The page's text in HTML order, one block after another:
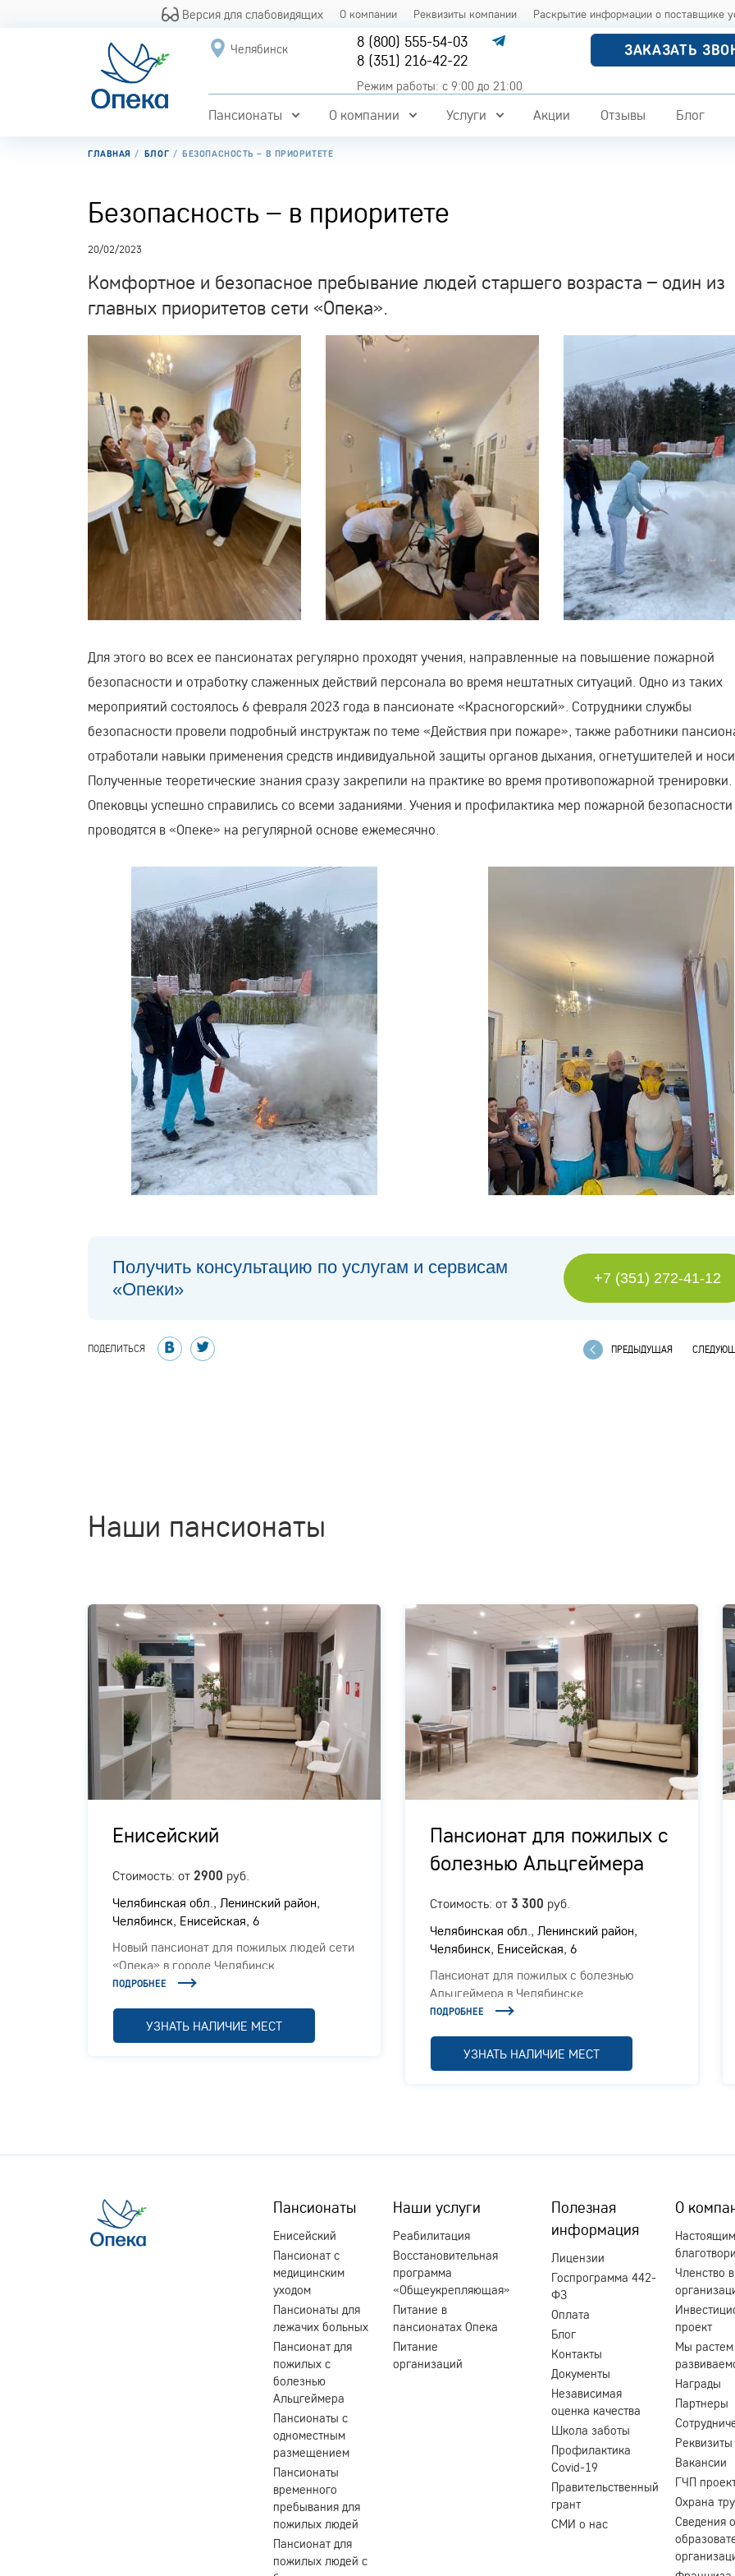
Версия для слабовидящих О компании Реквизиты компании Раскрытие информации о поставщике
Челябинск
8 (800) 555-54-03
8 (351) 216-42-22
Режим работы: с 9:00 до 21:00
ЗАКАЗАТЬ
Пансионаты О компании Услуги Акции Отзывы Блог
ГЛАВНАЯ БЛОГ БЕЗОПАСНОСТЬ – В ПРИОРИТЕТЕ
Безопасность – в приоритете
20/02/2023
Комфортное и безопасное пребывание людей старшего возраста – один из
главных приоритетов сети «Опека».
Для этого во всех ее пансионатах регулярно проходят учения, направленные на повышение пожарной
безопасности и отработку слаженных действий персонала во время нештатных ситуаций. Одно из таких
мероприятий состоялось 6 февраля 2023 года в пансионате «Красногорский». Сотрудники службы
безопасности провели подробный инструктаж по теме «Действия при пожаре», также работники
отработали навыки применения средств индивидуальной защиты органов дыхания, огнетушителей и
Полученные теоретические знания сразу закрепили на практике во время противопожарной тренировки.
Опековцы успешно справились со всеми заданиями. Учения и профилактика мер пожарной безопасности
проводятся в «Опеке» на регулярной основе ежемесячно.
Получить консультацию по услугам и сервисам
«Опеки»
+7 (351) 272-41-12
ПОДЕЛИТЬСЯ ПРЕДЫДУЩАЯ
Наши пансионаты
Енисейский
Стоимость: от 2900 руб.
Челябинская обл., ​Ленинский район,
Челябинск, Енисейская, 6
Новый пансионат для пожилых людей сети
«Опека» в городе Челябинск
ПОДРОБНЕЕ
УЗНАТЬ НАЛИЧИЕ МЕСТ
Пансионат для пожилых с
болезнью Альцгеймера
Стоимость: от 3 300 руб.
Челябинская обл., ​Ленинский район,
Челябинск, Енисейская, 6
Пансионат для пожилых с болезнью
Альцгеймера в Челябинске
ПОДРОБНЕЕ
УЗНАТЬ НАЛИЧИЕ МЕСТ
Пансионаты
Енисейский
Пансионат с
медицинским
уходом
Пансионаты для
лежачих больных
Пансионат для
пожилых с
болезнью
Альцгеймера
Пансионаты с
одноместным
размещением
Пансионаты
временного
пребывания для
пожилых людей
Пансионат для
пожилых людей с
Наши услуги
Реабилитация
Восстановительная
программа
«Общеукрепляющая»
Питание в
пансионатах Опека
Питание
организаций
Полезная
информация
Лицензии
Госпрограмма 442-
ФЗ
Оплата
Блог
Контакты
Документы
Независимая
оценка качества
Школа заботы
Профилактика
Covid-19
Правительственный
грант
СМИ о нас
О
Настоящим
Членство в
проект
Мы
Награды
Партнеры
Вакансии
ГЧП
Охрана
Сведения